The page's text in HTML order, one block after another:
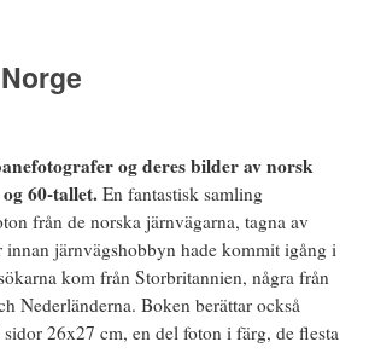
og deres bilder av norsk
60-tallet. En fantastisk samling
från de norska järnvägarna, tagna av
innan järnvägshobbyn hade kommit igång i
kom från Storbritannien, några från
Nederländerna. Boken berättar också
26x27 cm, en del foton i färg, de flesta